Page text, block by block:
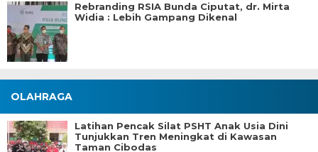
Rebranding RSIA Bunda Ciputat, dr. Mirta
Widia : Lebih Gampang Dikenal
OLAHRAGA
Latihan Pencak Silat PSHT Anak Usia Dini
Tunjukkan Tren Meningkat di Kawasan
Taman Cibodas